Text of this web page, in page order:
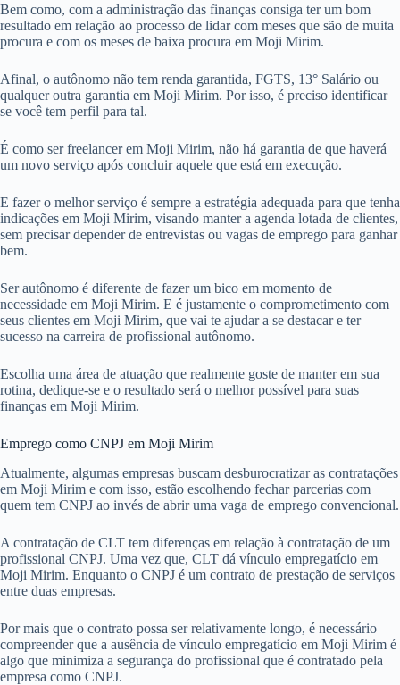
Bem como, com a administração das finanças consiga ter um bom
resultado em relação ao processo de lidar com meses que são de muita
procura e com os meses de baixa procura em Moji Mirim.
Afinal, o autônomo não tem renda garantida, FGTS, 13° Salário ou
qualquer outra garantia em Moji Mirim. Por isso, é preciso identificar
se você tem perfil para tal.
É como ser freelancer em Moji Mirim, não há garantia de que haverá
um novo serviço após concluir aquele que está em execução.
E fazer o melhor serviço é sempre a estratégia adequada para que tenha
indicações em Moji Mirim, visando manter a agenda lotada de clientes,
sem precisar depender de entrevistas ou vagas de emprego para ganhar
bem.
Ser autônomo é diferente de fazer um bico em momento de
necessidade em Moji Mirim. E é justamente o comprometimento com
seus clientes em Moji Mirim, que vai te ajudar a se destacar e ter
sucesso na carreira de profissional autônomo.
Escolha uma área de atuação que realmente goste de manter em sua
rotina, dedique-se e o resultado será o melhor possível para suas
finanças em Moji Mirim.
Emprego como CNPJ em Moji Mirim
Atualmente, algumas empresas buscam desburocratizar as contratações
em Moji Mirim e com isso, estão escolhendo fechar parcerias com
quem tem CNPJ ao invés de abrir uma vaga de emprego convencional.
A contratação de CLT tem diferenças em relação à contratação de um
profissional CNPJ. Uma vez que, CLT dá vínculo empregatício em
Moji Mirim. Enquanto o CNPJ é um contrato de prestação de serviços
entre duas empresas.
Por mais que o contrato possa ser relativamente longo, é necessário
compreender que a ausência de vínculo empregatício em Moji Mirim é
algo que minimiza a segurança do profissional que é contratado pela
empresa como CNPJ.